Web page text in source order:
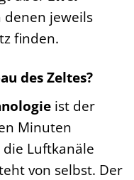
denen jeweils
finden.
des Zeltes?
ist der
Minuten
Luftkanäle
von selbst. Der